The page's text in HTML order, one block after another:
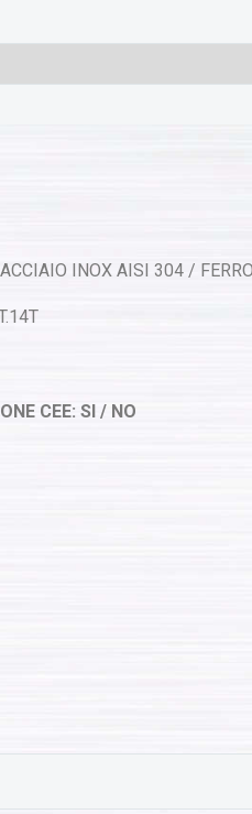
ACCIAIO INOX AISI 304 / FERRO
CEE: SI / NO